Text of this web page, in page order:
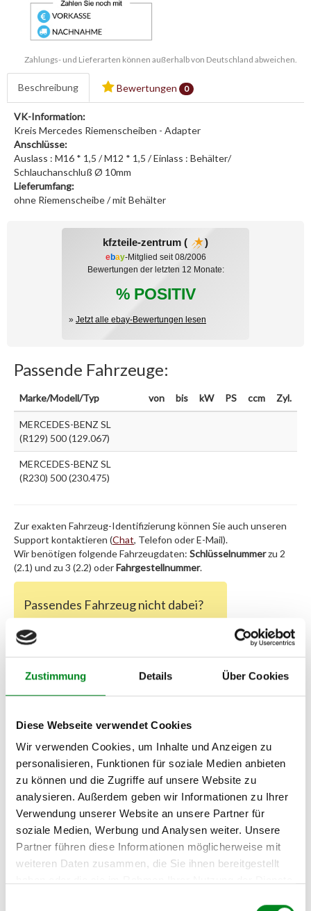
Zustimmung Details Über Cookies
Diese Webseite verwendet Cookies
Wir verwenden Cookies, um Inhalte und Anzeigen zu
personalisieren, Funktionen für soziale Medien anbieten
zu können und die Zugriffe auf unsere Website zu
analysieren. Außerdem geben wir Informationen zu Ihrer
Verwendung unserer Website an unsere Partner für
soziale Medien, Werbung und Analysen weiter. Unsere
Partner führen diese Informationen möglicherweise mit
weiteren Daten zusammen, die Sie ihnen bereitgestellt
Zahlungs- und Lieferarten können außerhalb von Deutschland abweichen.
Beschreibung Bewertungen 0
VK-Information:
Kreis Mercedes Riemenscheiben - Adapter
Anschlüsse:
Auslass : M16 * 1,5 / M12 * 1,5 / Einlass : Behälter/
Schlauchanschluß Ø 10mm
Lieferumfang:
ohne Riemenscheibe / mit Behälter
kfzteile-zentrum ( )
ebay-Mitglied seit 08/2006
Bewertungen der letzten 12 Monate:
% POSITIV
» Jetzt alle ebay-Bewertungen lesen
Passende Fahrzeuge:
Marke/Modell/Typ von bis kW PS ccm Zyl.
MERCEDES-BENZ SL
(R129) 500 (129.067)
MERCEDES-BENZ SL
(R230) 500 (230.475)
Zur exakten Fahrzeug-Identifizierung können Sie auch unseren
Support kontaktieren (Chat, Telefon oder E-Mail).
Wir benötigen folgende Fahrzeugdaten: Schlüsselnummerzu 2
(2.1) und zu 3 (2.2) oderFahrgestellnummer.
Passendes Fahrzeug nicht dabei?
Fahrzeug-Suche für AT-Servopumpen
Oder einfachim Chatnachfragen.
Hersteller/EU Verantwortliche
Unternehmensname:
TMC Turbolader Manufaktur Coesfeld
Adresse:
Am Wasserturm 55, Coesfeld, NRW, 48653, DE
E-Mail:
info@tmc-turbo.de
Telefon: